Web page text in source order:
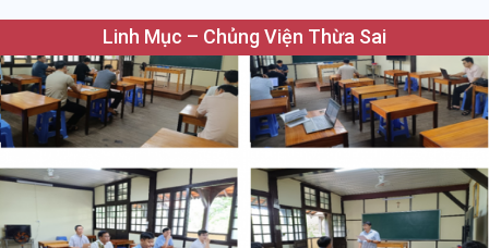
Linh Mục – Chủng Viện Thừa Sai